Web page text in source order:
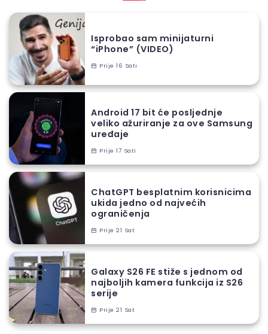
Isprobao sam minijaturni
“iPhone” (VIDEO)
Prije 16 Sati
Android 17 bit će posljednje
veliko ažuriranje za ove Samsung
uređaje
Prije 17 Sati
ChatGPT besplatnim korisnicima
ukida jedno od najvećih
ograničenja
Prije 21 Sat
Galaxy S26 FE stiže s jednom od
najboljih kamera funkcija iz S26
serije
Prije 21 Sat